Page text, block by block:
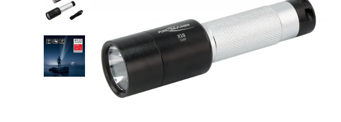
Baterii Alcaline
Baterii auditive
Baterii Litiu
INCARCATOARE
Incarcatori ac. stationari